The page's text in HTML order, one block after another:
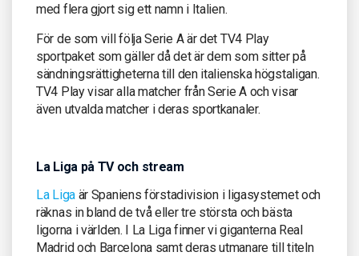
med flera gjort sig ett namn i Italien.
För de som vill följa Serie A är det TV4 Play
sportpaket som gäller då det är dem som sitter på
sändningsrättigheterna till den italienska högstaligan.
TV4 Play visar alla matcher från Serie A och visar
även utvalda matcher i deras sportkanaler.
La Liga på TV och stream
La Ligaär Spaniens förstadivision i ligasystemet och
räknas in bland de två eller tre största och bästa
ligorna i världen. I La Liga finner vi giganterna Real
Madrid och Barcelona samt deras utmanare till titeln